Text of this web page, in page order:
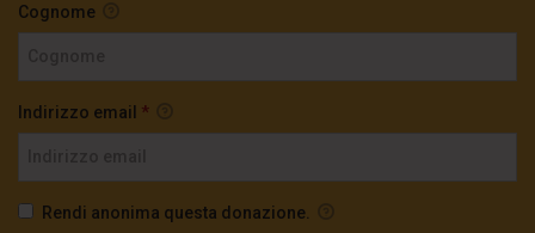
Cognome
Indirizzo email *
Rendi anonima questa donazione.